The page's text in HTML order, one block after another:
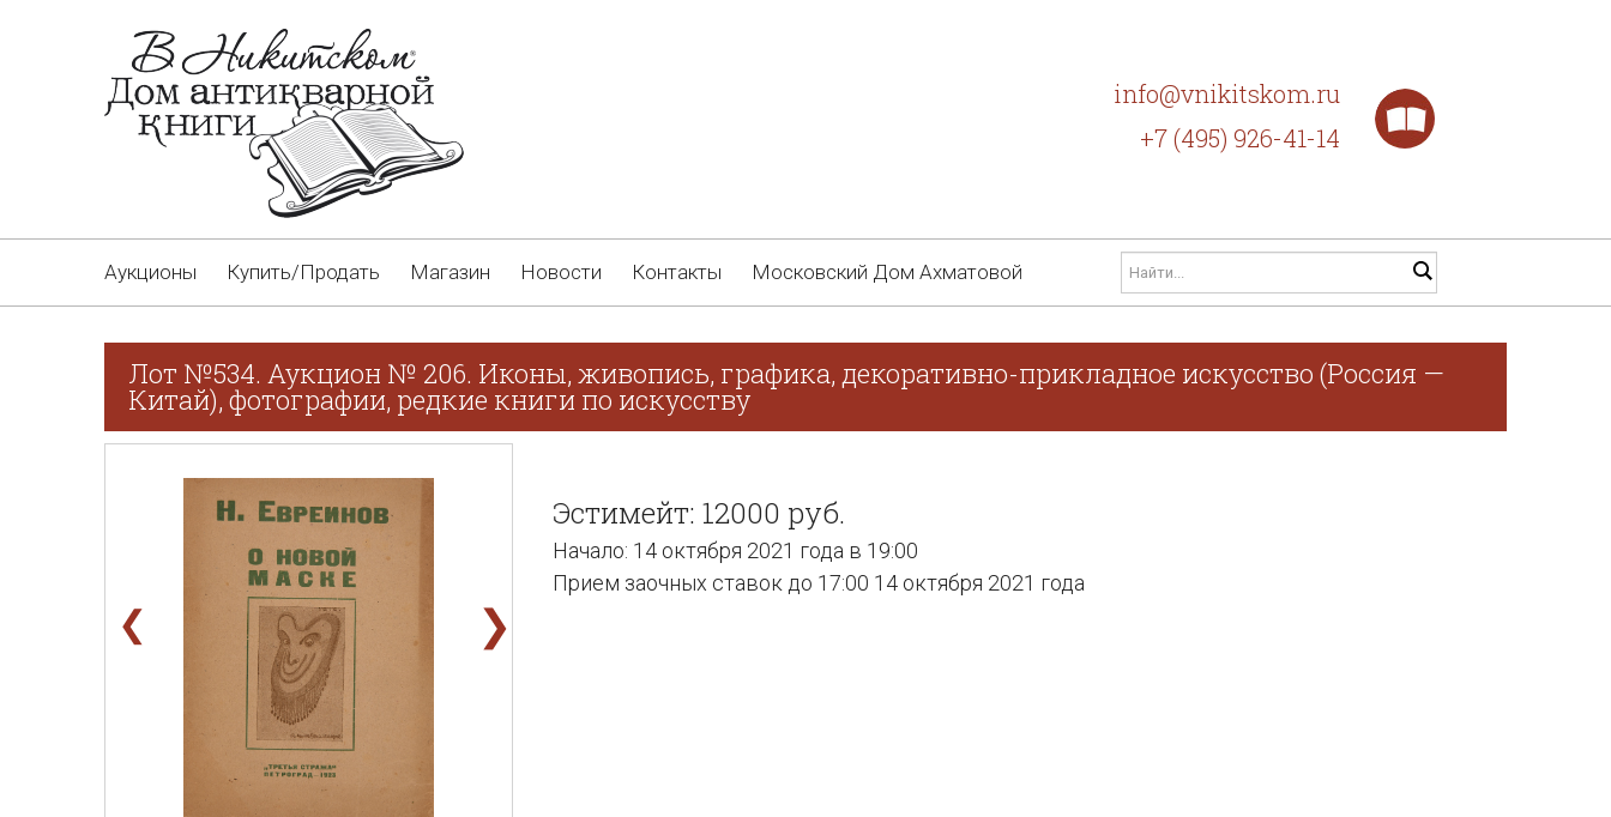
info@vnikitskom.ru
+7 (495) 926-41-14
Аукционы Купить/Продать Магазин Новости Контакты Московский Дом Ахматовой
Лот №534. Аукцион № 206. Иконы, живопись, графика, декоративно-прикладное искусство (Россия —
Китай), фотографии, редкие книги по искусству
❮ ❯
Эстимейт: 12000 руб.
Начало: 14 октября 2021 года в 19:00
Прием заочных ставок до 17:00 14 октября 2021 года